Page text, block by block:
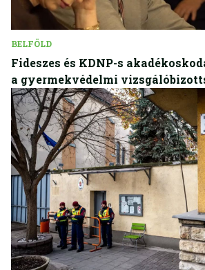
BELFÖLD
Fideszes és KDNP-s
a gyermekvédelmi